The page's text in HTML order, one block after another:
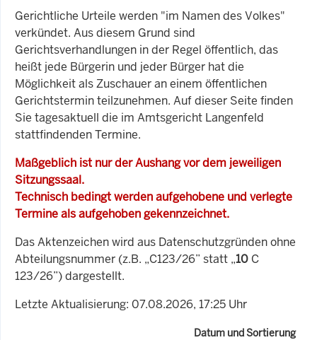
Gerichtliche Urteile werden "im Namen des Volkes"
verkündet. Aus diesem Grund sind
Gerichtsverhandlungen in der Regel öffentlich, das
heißt jede Bürgerin und jeder Bürger hat die
Möglichkeit als Zuschauer an einem öffentlichen
Gerichtstermin teilzunehmen. Auf dieser Seite finden
Sie tagesaktuell die im Amtsgericht Langenfeld
stattfindenden Termine.
Maßgeblich ist nur der Aushang vor dem jeweiligen
Sitzungssaal.
Technisch bedingt werden aufgehobene und verlegte
Termine als aufgehoben gekennzeichnet.
Das Aktenzeichen wird aus Datenschutzgründen ohne
Abteilungsnummer (z.B. „C123/26” statt „10 C
123/26”) dargestellt.
Letzte Aktualisierung: 07.08.2026, 17:25 Uhr
Datum und Sortierung